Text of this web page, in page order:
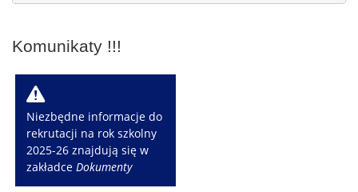
Komunikaty !!!
W
Niezbędne informacje do
rekrutacji na rok szkolny
2025-26 znajdują się w
zakładceDokumenty